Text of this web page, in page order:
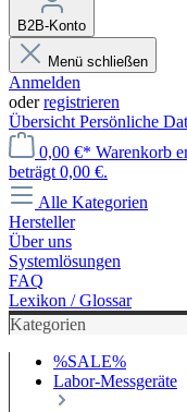
B2B-Konto
Menü schließen
Anmelden
oderregistrieren
Übersicht Persönliche
0,00 €* Warenkorb
beträgt 0,00 €.
Alle Kategorien
Hersteller
Über uns
Systemlösungen
FAQ
Lexikon / Glossar
Kategorien
%SALE%
Labor-Messgeräte